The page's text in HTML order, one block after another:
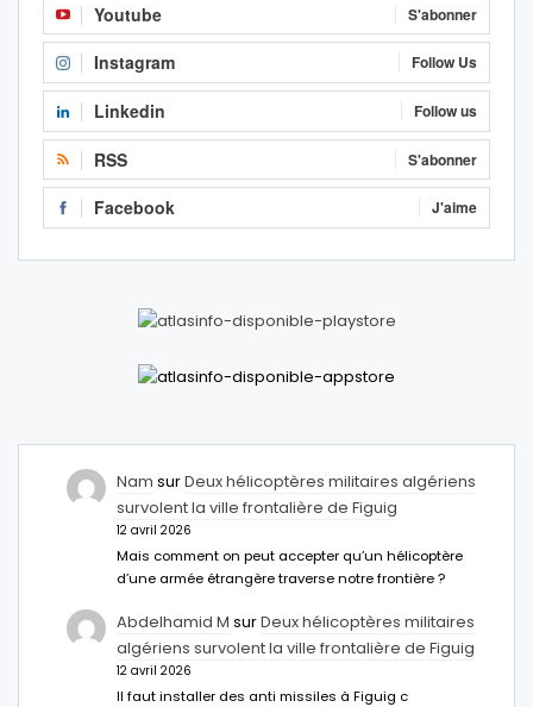
Youtube S'abonner
Instagram Follow Us
Linkedin Follow us
RSS S'abonner
Facebook J'aime
Nam surDeux hélicoptères militaires algériens
survolent la ville frontalière de Figuig
12 avril 2026
Mais comment on peut accepter qu’un hélicoptère
d’une armée étrangère traverse notre frontière ?
Abdelhamid M surDeux hélicoptères militaires
algériens survolent la ville frontalière de Figuig
12 avril 2026
Il faut installer des anti missiles à Figuig c